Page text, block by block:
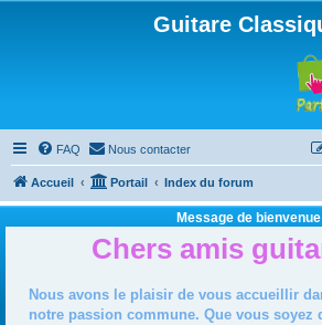
Guitare
FAQ Nous contacter
Accueil Portail Index du forum
Message de bienvenue
Chers amis
Nous avons le plaisir de vous accueillir
notre passion commune. Que vous soyez